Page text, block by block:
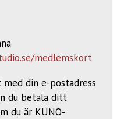
medlemskort
din e-postadress
du betala ditt
du är KUNO-